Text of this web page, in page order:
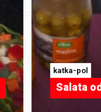
katka-pol
Salata